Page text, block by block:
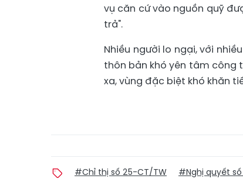
vụ căn cứ vào nguồn quỹ
trả".
Nhiều người lo ngại, với
thôn bản khó yên tâm công
xa, vùng đặc biệt khó khăn
#Chỉ thị số 25-CT/TW #Nghị quyết số